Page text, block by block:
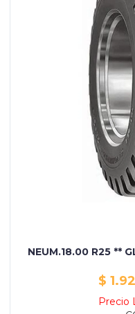
NEUM.18.00 R25 **
$
Precio